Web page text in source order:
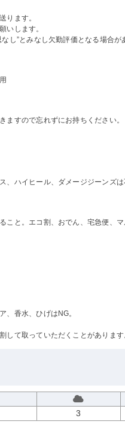
ります。
いします。
し”とみなし欠勤評価となる場合が
ますので忘れずにお持ちください。
、ハイヒール、ダメージジーンズ
こと。エコ割、おでん、宅急便、
、香水、ひげはNG。
して取っていただくことがありま
3